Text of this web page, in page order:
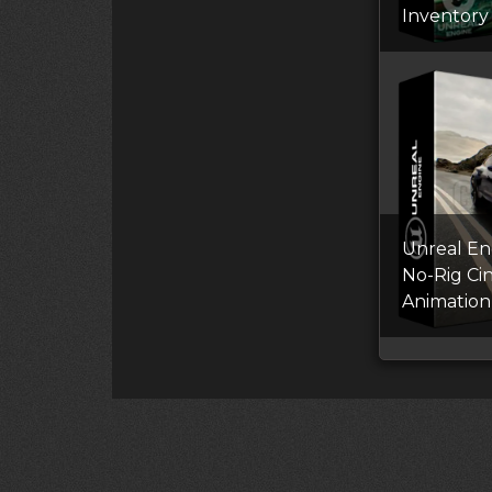
Unreal
No-Rig
Animation